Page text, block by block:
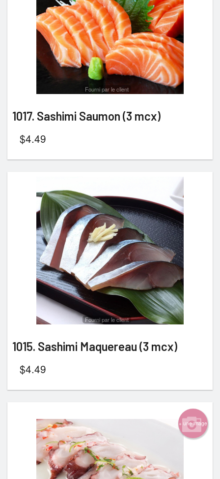
Rechercher
Fourni par le client
1017. Sashimi Saumon (3 mcx)
$4.49
Fourni par le client
1015. Sashimi Maquereau (3 mcx)
$4.49
+ une image